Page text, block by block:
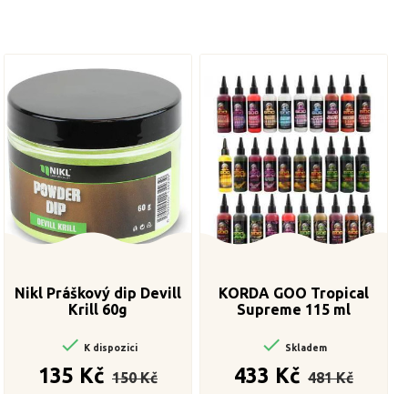
Nikl Práškový dip Devill
Krill 60g
 K dispozici
135 Kč
cena
150 Kč
KORDA GOO Tropical
Supreme 115 ml
 Skladem
433 Kč
cena
481 Kč